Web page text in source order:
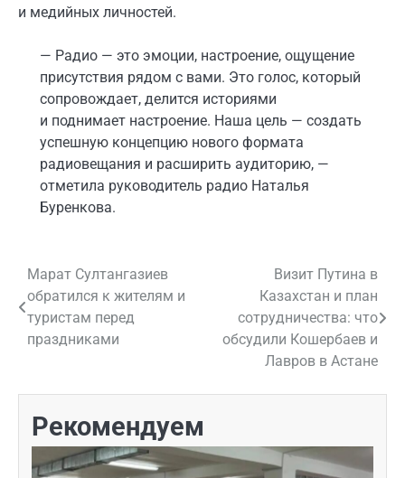
и медийных личностей.
— Радио — это эмоции, настроение, ощущение
присутствия рядом с вами. Это голос, который
сопровождает, делится историями
и поднимает настроение. Наша цель — создать
успешную концепцию нового формата
радиовещания и расширить аудиторию, —
отметила руководитель радио Наталья
Буренкова.
Навигация
по
записям
Марат Султангазиев
обратился к жителям и
туристам перед
праздниками
Визит Путина в
Казахстан и план
сотрудничества: что
обсудили Кошербаев и
Лавров в Астане
Рекомендуем